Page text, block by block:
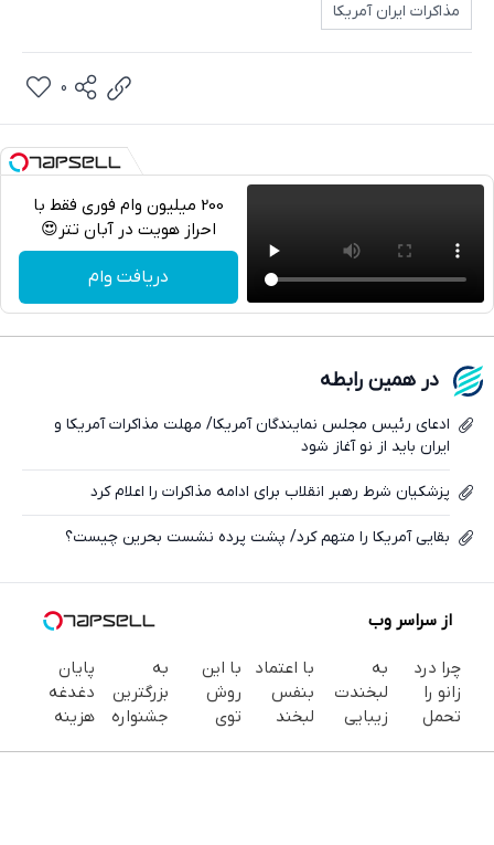
مذاکرات ایران آمریکا
واتساپ
0
200 میلیون وام فوری فقط با
احراز هویت در آبان تتر😍
دریافت وام
در همین رابطه
ادعای رئیس مجلس نمایندگان آمریکا/ مهلت مذاکرات آمریکا و
ایران باید از نو آغاز شود
پزشکیان شرط رهبر انقلاب برای ادامه مذاکرات را اعلام کرد
بقایی آمریکا را متهم کرد/ پشت پرده نشست بحرین چیست؟
از سراسر وب
چرا درد
زانو را
تحمل
به
لبخندت
زیبایی
با اعتماد
بنفس
لبخند
با این
روش
توی
به
بزرگترین
جشنواره
پایان
دغدغه
هزینه